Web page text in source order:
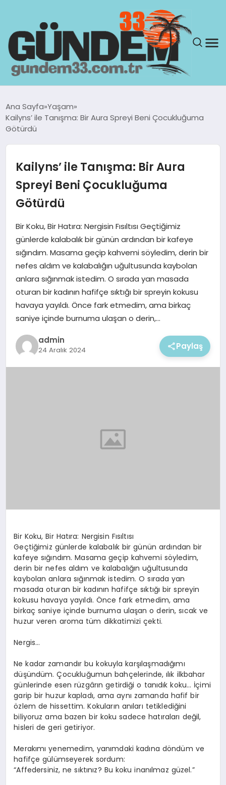
GÜNDEM
TEKNOLOJI
EKONOMI
MAGAZIN
Ana Sayfa Yaşam
Kailyns’ ile Tanışma: Bir Aura Spreyi Beni Çocukluğuma
Götürdü
Kailyns’ ile Tanışma: Bir Aura
Spreyi Beni Çocukluğuma
Götürdü
Bir Koku, Bir Hatıra: Nergisin Fısıltısı Geçtiğimiz
günlerde kalabalık bir günün ardından bir kafeye
sığındım. Masama geçip kahvemi söyledim, derin bir
nefes aldım ve kalabalığın uğultusunda kaybolan
anlara sığınmak istedim. O sırada yan masada
oturan bir kadının hafifçe sıktığı bir spreyin kokusu
havaya yayıldı. Önce fark etmedim, ama birkaç
saniye içinde burnuma ulaşan o derin,…
admin
24 Aralık 2024 Paylaş
Bir Koku, Bir Hatıra: Nergisin Fısıltısı
Geçtiğimiz günlerde kalabalık bir günün ardından bir
kafeye sığındım. Masama geçip kahvemi söyledim,
derin bir nefes aldım ve kalabalığın uğultusunda
kaybolan anlara sığınmak istedim. O sırada yan
masada oturan bir kadının hafifçe sıktığı bir spreyin
kokusu havaya yayıldı. Önce fark etmedim, ama
birkaç saniye içinde burnuma ulaşan o derin, sıcak ve
huzur veren aroma tüm dikkatimizi çekti.
Nergis…
Ne kadar zamandır bu kokuyla karşılaşmadığımı
düşündüm. Çocukluğumun bahçelerinde, ılık ilkbahar
günlerinde esen rüzgârın getirdiği o tanıdık koku… İçimi
garip bir huzur kapladı, ama aynı zamanda hafif bir
özlem de hissettim. Kokuların anıları tetiklediğini
biliyoruz ama bazen bir koku sadece hatıraları değil,
hisleri de geri getiriyor.
Merakımı yenemedim, yanımdaki kadına döndüm ve
hafifçe gülümseyerek sordum:
“Affedersiniz, ne sıktınız? Bu koku inanılmaz güzel.”